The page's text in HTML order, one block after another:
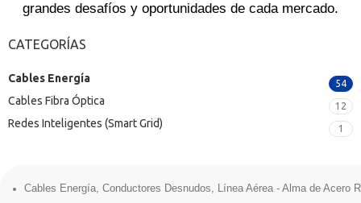
grandes desafíos y oportunidades de cada mercado.
CATEGORÍAS
Cables Energía 54
Cables Fibra Óptica 12
Redes Inteligentes (Smart Grid) 1
Cables Energía, Conductores Desnudos, Línea Aérea - Alma de Acero